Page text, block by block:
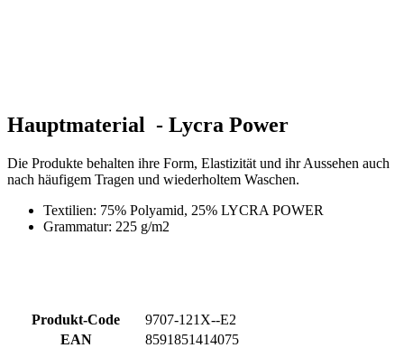
Hauptmaterial - Lycra Power
Die Produkte behalten ihre Form, Elastizität und ihr Aussehen auch
nach häufigem Tragen und wiederholtem Waschen.
Textilien: 75% Polyamid, 25% LYCRA POWER
Grammatur: 225 g/m2
Produkt-Code
9707-121X--E2
EAN
8591851414075